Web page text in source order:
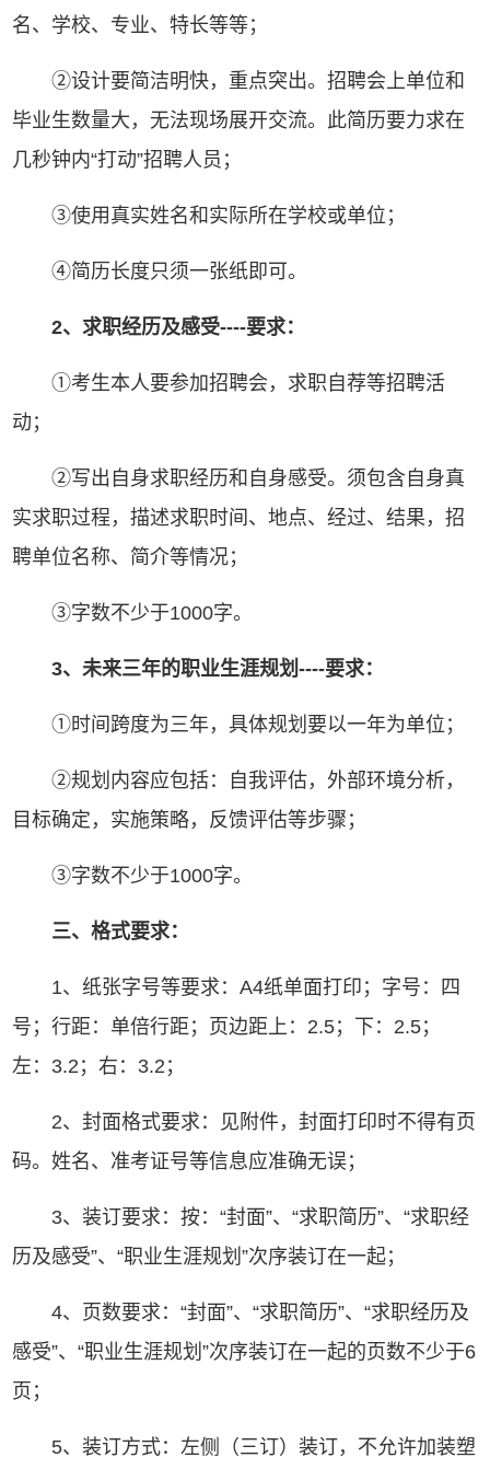
名、学校、专业、特长等等；
②设计要简洁明快，重点突出。招聘会上单位和
毕业生数量大，无法现场展开交流。此简历要力求在
几秒钟内“打动”招聘人员；
③使用真实姓名和实际所在学校或单位；
④简历长度只须一张纸即可。
2、求职经历及感受----要求：
①考生本人要参加招聘会，求职自荐等招聘活
动；
②写出自身求职经历和自身感受。须包含自身真
实求职过程，描述求职时间、地点、经过、结果，招
聘单位名称、简介等情况；
③字数不少于1000字。
3、未来三年的职业生涯规划----要求：
①时间跨度为三年，具体规划要以一年为单位；
②规划内容应包括：自我评估，外部环境分析，
目标确定，实施策略，反馈评估等步骤；
③字数不少于1000字。
三、格式要求：
1、纸张字号等要求：A4纸单面打印；字号：四
号；行距：单倍行距；页边距上：2.5；下：2.5；
左：3.2；右：3.2；
2、封面格式要求：见附件，封面打印时不得有页
码。姓名、准考证号等信息应准确无误；
3、装订要求：按：“封面”、“求职简历”、“求职经
历及感受”、“职业生涯规划”次序装订在一起；
4、页数要求：“封面”、“求职简历”、“求职经历及
感受”、“职业生涯规划”次序装订在一起的页数不少于6
页；
5、装订方式：左侧（三订）装订，不允许加装塑